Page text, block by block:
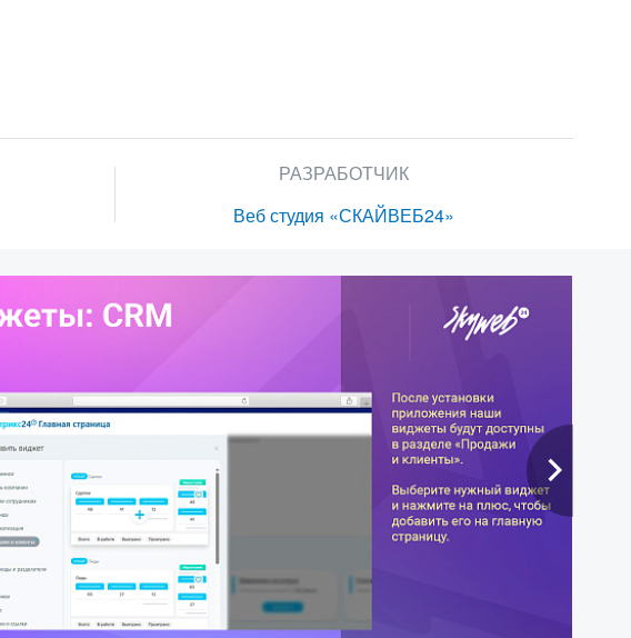
РАЗРАБОТЧИК
Веб студия «СКАЙВЕБ24»